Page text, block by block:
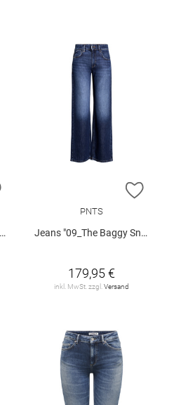
ZUR WUNSCHLISTE HINZUFÜGEN
ZUR
PNTS
Jeans "09_The Baggy Snos"
179,95 €
inkl. MwSt. zzgl. Versand